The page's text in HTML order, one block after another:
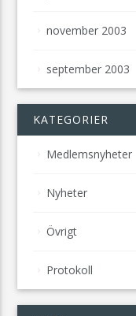
november 2003
september 2003
KATEGORIER
Medlemsnyheter
Nyheter
Övrigt
Protokoll